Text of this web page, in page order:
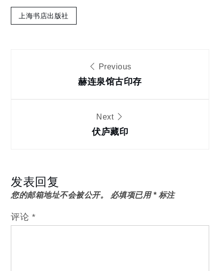
上海书店出版社
Previous
赫连泉馆古印存
Next
伏庐藏印
发表回复
您的邮箱地址不会被公开。 必填项已用*标注
评论 *